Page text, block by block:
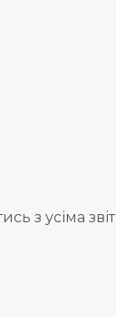
з усіма